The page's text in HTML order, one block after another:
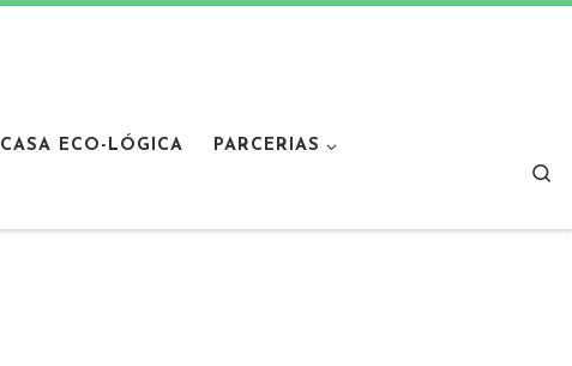
CASA ECO-LÓGICA PARCERIAS